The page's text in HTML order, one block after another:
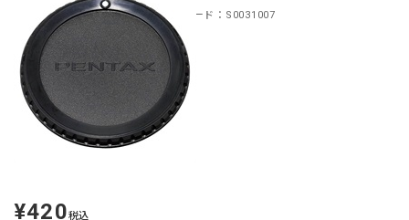
商品コード：S0031007
定
¥420税込